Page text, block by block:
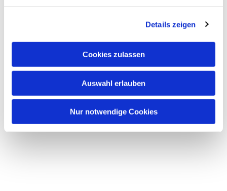
Details zeigen
Cookies zulassen
Auswahl erlauben
Nur notwendige Cookies